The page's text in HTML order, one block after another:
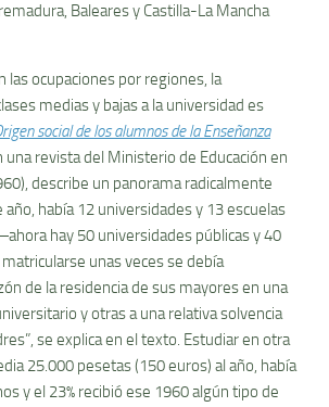
Baleares y Castilla-La Mancha
las ocupaciones por regiones, la
medias y bajas a la universidad es
social de los alumnos de la Enseñanza
una revista del Ministerio de Educación en
describe un panorama radicalmente
año, había 12 universidades y 13 escuelas
hay 50 universidades públicas y 40
unas veces se debía
de la residencia de sus mayores en una
y otras a una relativa solvencia
se explica en el texto. Estudiar en otra
25.000 pesetas (150 euros) al año, había
y el 23% recibió ese 1960 algún tipo de